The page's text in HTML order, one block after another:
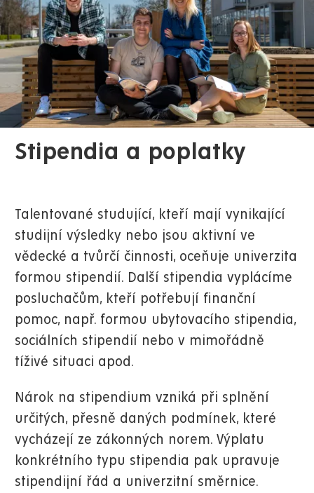
Stipendia a poplatky
Talentované studující, kteří mají vynikající
studijní výsledky nebo jsou aktivní ve
vědecké a tvůrčí činnosti, oceňuje univerzita
formou stipendií. Další stipendia vyplácíme
posluchačům, kteří potřebují finanční
pomoc, např. formou ubytovacího stipendia,
sociálních stipendií nebo v mimořádně
tíživé situaci apod.
Nárok na stipendium vzniká při splnění
určitých, přesně daných podmínek, které
vycházejí ze zákonných norem. Výplatu
konkrétního typu stipendia pak upravuje
stipendijní řád a univerzitní směrnice.